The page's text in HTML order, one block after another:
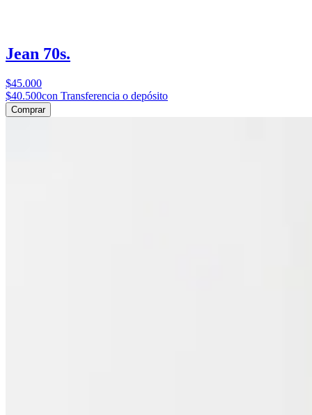
Jean 70s.
$45.000
$40.500con Transferencia o depósito
Comprar